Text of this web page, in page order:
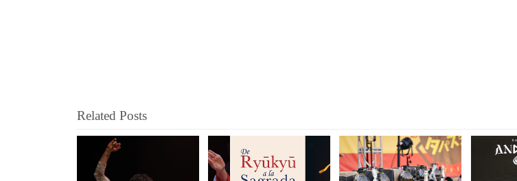
Related Posts